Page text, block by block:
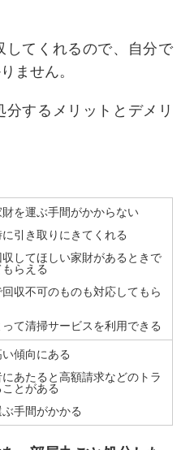
してくれるので、自分で
ません。
するメリットとデメリ
財を運ぶ手間がかからない
に引き取りにきてくれる
収してほしい家財があるときで
らえる
回収不可のものも対応してもら
って清掃サービスを利用できる
い傾向にある
にあたると高額請求などのトラ
とがある
ぶ手間がかかる